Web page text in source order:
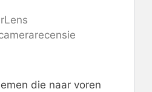
die naar voren